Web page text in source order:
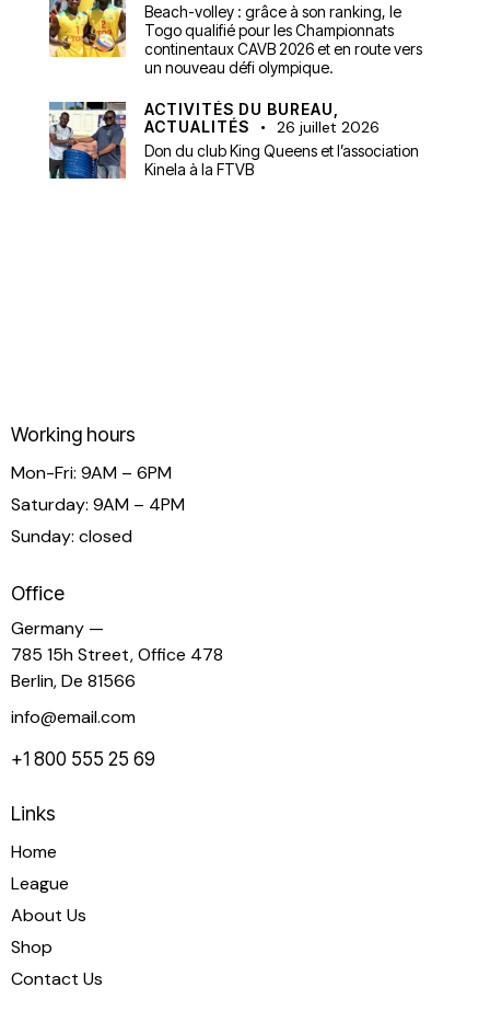
Beach-volley : grâce à son ranking, le
Togo qualifié pour les Championnats
continentaux CAVB 2026 et en route vers
un nouveau défi olympique.
ACTIVITÉS DU BUREAU,
ACTUALITÉS
26 juillet 2026
Don du club King Queens et l’association
Kinela à la FTVB
Working hours
Mon-Fri: 9AM – 6PM
Saturday: 9AM – 4PM
Sunday: closed
Office
Germany —
785 15h Street, Office 478
Berlin, De 81566
info@email.com
+1 800 555 25 69
Links
Home
League
About Us
Shop
Contact Us